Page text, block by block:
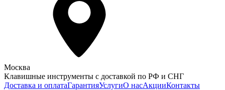
Москва
Клавишные инструменты с доставкой по РФ и СНГ
Доставка и оплатаГарантияУслугиО насАкцииКонтакты